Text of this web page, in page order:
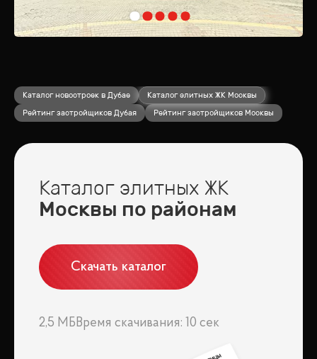
Каталог новостроек в Дубае
Каталог элитных ЖК Москвы
Рейтинг застройщиков Дубая
Рейтинг застройщиков Москвы
Каталог элитных ЖК
Москвы по районам
Скачать каталог
2,5 МБ Время скачивания: 10 сек